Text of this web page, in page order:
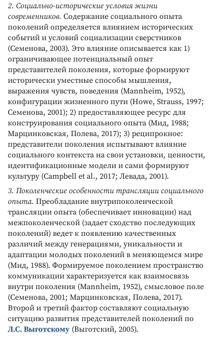
2. Социально-исторические условия жизни
современников. Содержание социального опыта
поколений определяется влиянием исторических
событий и условий социализации сверстников
(Семенова, 2003). Это влияние описывается как 1)
ограничивающее потенциальный опыт
представителей поколения, которые формируют
исторически уместные способы мышления,
выражения чувств, поведения (Mannheim, 1952),
конфигурации жизненного пути (Howe, Strauss, 1997;
Семенова, 2001); 2) предоставляющее ресурс для
конструирования социального опыта (Мид, 1988;
Марцинковская, Полева, 2017); 3) реципрокное:
представители поколения испытывают влияние
социального контекста на свои установки, ценности,
идентификационные модели и сами формируют
культуру (Campbell et al., 2017; Левада, 2001).
3. Поколенческие особенности трансляции социального
опыта. Преобладание внутрипоколенческой
трансляции опыта (обеспечивает инновации) над
межпоколенческой (задает сходство последующих
поколений) ведет к появлению качественных
различий между генерациями, уникальности и
адаптации молодых поколений в меняющемся мире
(Мид, 1988). Формируемое поколением пространство
коммуникации характеризуется как взаимосвязь
внутри поколения (Mannheim, 1952), смысловое поле
(Семенова, 2001; Марцинковская, Полева, 2017).
Второй и третий фактор составляют социальную
ситуацию развития представителей поколений по
Л.С. Выготскому (Выготский, 2005).